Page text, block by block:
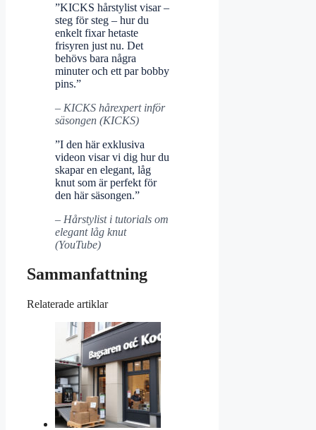
”KICKS hårstylist visar –
steg för steg – hur du
enkelt fixar hetaste
frisyren just nu. Det
behövs bara några
minuter och ett par bobby
pins.”
– KICKS hårexpert inför
säsongen (KICKS)
”I den här exklusiva
videon visar vi dig hur du
skapar en elegant, låg
knut som är perfekt för
den här säsongen.”
– Hårstylist i tutorials om
elegant låg knut
(YouTube)
Sammanfattning
Relaterade artiklar